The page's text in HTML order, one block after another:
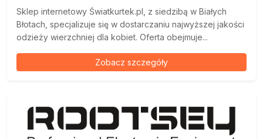
Sklep internetowy Światkurtek.pl, z siedzibą w Białych
Błotach, specjalizuje się w dostarczaniu najwyższej jakości
odzieży wierzchniej dla kobiet. Oferta obejmuje...
Zobacz szczegóły